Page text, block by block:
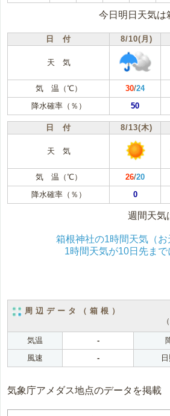
今日明日天気は
日 付 8/10(月)
天 気
気 温（℃） 30/24
降水確率（％）
50
日 付 8/13(木)
天 気
気 温（℃） 26/20
降水確率（％）
0
週間天気
箱根神社の1時間天気（お
1時間天気が10日先まで
周辺データ（箱根）
気温 -
風速
-
気象庁アメダス地点のデータを掲載